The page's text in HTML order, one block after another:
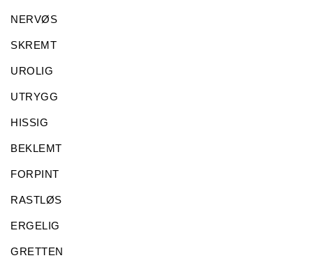
NERVØS
SKREMT
UROLIG
UTRYGG
HISSIG
BEKLEMT
FORPINT
RASTLØS
ERGELIG
GRETTEN